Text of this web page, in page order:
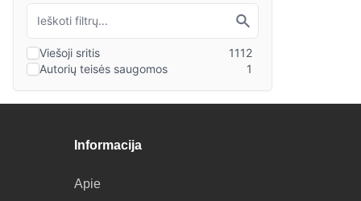
Informacija
Apie